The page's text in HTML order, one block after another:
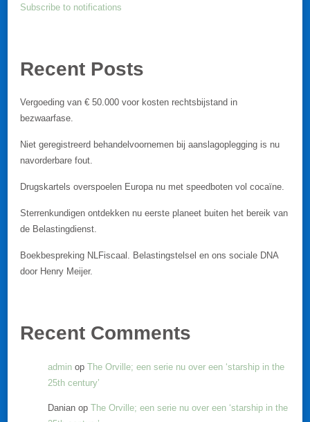
Subscribe to notifications
Recent Posts
Vergoeding van € 50.000 voor kosten rechtsbijstand in
bezwaarfase.
Niet geregistreerd behandelvoornemen bij aanslagoplegging is nu
navorderbare fout.
Drugskartels overspoelen Europa nu met speedboten vol cocaïne.
Sterrenkundigen ontdekken nu eerste planeet buiten het bereik van
de Belastingdienst.
Boekbespreking NLFiscaal. Belastingstelsel en ons sociale DNA
door Henry Meijer.
Recent Comments
admin op The Orville; een serie nu over een ‘starship in the
25th century’
Danian op The Orville; een serie nu over een ‘starship in the